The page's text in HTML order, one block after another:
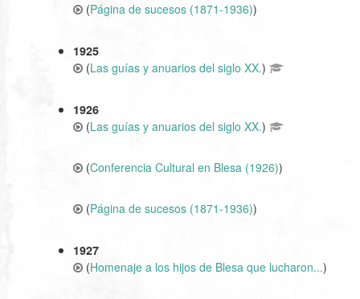
(Página de sucesos (1871-1936))
1925
(Las guías y anuarios del siglo XX.)
1926
(Las guías y anuarios del siglo XX.)
(Conferencia Cultural en Blesa (1926))
(Página de sucesos (1871-1936))
1927
(Homenaje a los hijos de Blesa que lucharon...)